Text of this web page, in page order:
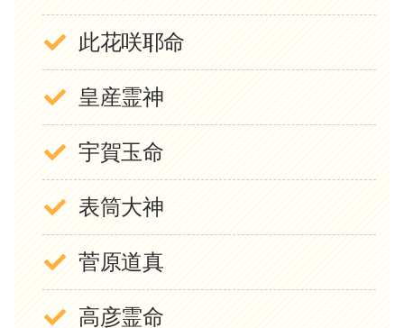
此花咲耶命
皇産霊神
宇賀玉命
表筒大神
菅原道真
高彦霊命